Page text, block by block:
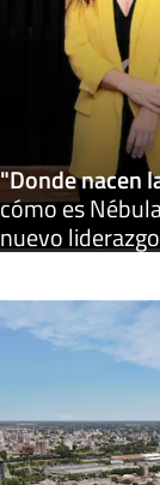
"Donde nacen
cómo es
nuevo